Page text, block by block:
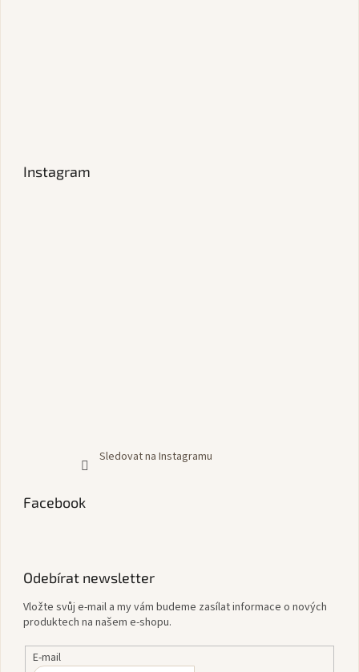
Instagram
Sledovat na Instagramu
Facebook
Odebírat newsletter
Vložte svůj e-mail a my vám budeme zasílat informace o nových
produktech na našem e-shopu.
E-mail